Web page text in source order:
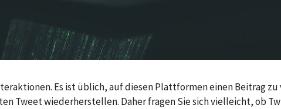
Es ist üblich, auf diesen Plattformen einen Beitrag zu
Tweet wiederherstellen. Daher fragen Sie sich vielleicht, ob